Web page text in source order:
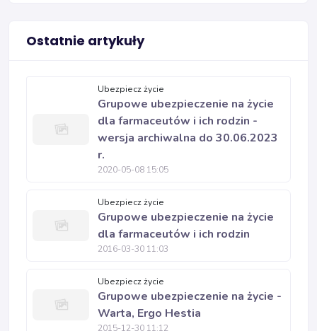
Ostatnie artykuły
Ubezpiecz życie
Grupowe ubezpieczenie na życie
dla farmaceutów i ich rodzin -
wersja archiwalna do 30.06.2023
r.
2020-05-08 15:05
Ubezpiecz życie
Grupowe ubezpieczenie na życie
dla farmaceutów i ich rodzin
2016-03-30 11:03
Ubezpiecz życie
Grupowe ubezpieczenie na życie -
Warta, Ergo Hestia
2015-12-30 11:12